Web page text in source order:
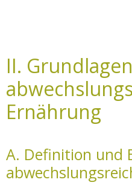
II.
Ernährung
A. Definition und